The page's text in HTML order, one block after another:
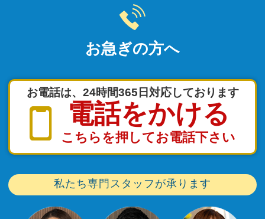
お急ぎの方へ
お電話は、24時間365日対応しております
電話をかける
こちらを押してお電話下さい
私たち専門スタッフが承ります